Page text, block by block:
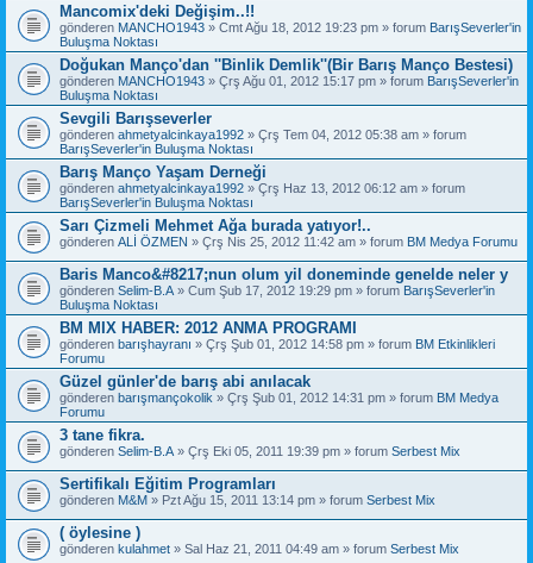
Mancomix'deki Değişim..!!
gönderen MANCHO1943 » Cmt Ağu 18, 2012 19:23 pm » forum BarışSeverler'in
Buluşma Noktası
Doğukan Manço'dan ''Binlik Demlik''(Bir Barış Manço Bestesi)
gönderen MANCHO1943 » Çrş Ağu 01, 2012 15:17 pm » forum BarışSeverler'in
Buluşma Noktası
Sevgili Barışseverler
gönderen ahmetyalcinkaya1992 » Çrş Tem 04, 2012 05:38 am » forum
BarışSeverler'in Buluşma Noktası
Barış Manço Yaşam Derneği
gönderen ahmetyalcinkaya1992 » Çrş Haz 13, 2012 06:12 am » forum
BarışSeverler'in Buluşma Noktası
Sarı Çizmeli Mehmet Ağa burada yatıyor!..
gönderen ALİ ÖZMEN » Çrş Nis 25, 2012 11:42 am » forum BM Medya Forumu
Baris Manco&#8217;nun olum yil doneminde genelde neler y
gönderen Selim-B.A » Cum Şub 17, 2012 19:29 pm » forum BarışSeverler'in
Buluşma Noktası
BM MIX HABER: 2012 ANMA PROGRAMI
gönderen barışhayranı » Çrş Şub 01, 2012 14:58 pm » forum BM Etkinlikleri
Forumu
Güzel günler'de barış abi anılacak
gönderen barışmançokolik » Çrş Şub 01, 2012 14:31 pm » forum BM Medya
Forumu
3 tane fikra.
gönderen Selim-B.A » Çrş Eki 05, 2011 19:39 pm » forum Serbest Mix
Sertifikalı Eğitim Programları
gönderen M&M » Pzt Ağu 15, 2011 13:14 pm » forum Serbest Mix
( öylesine )
gönderen kulahmet » Sal Haz 21, 2011 04:49 am » forum Serbest Mix